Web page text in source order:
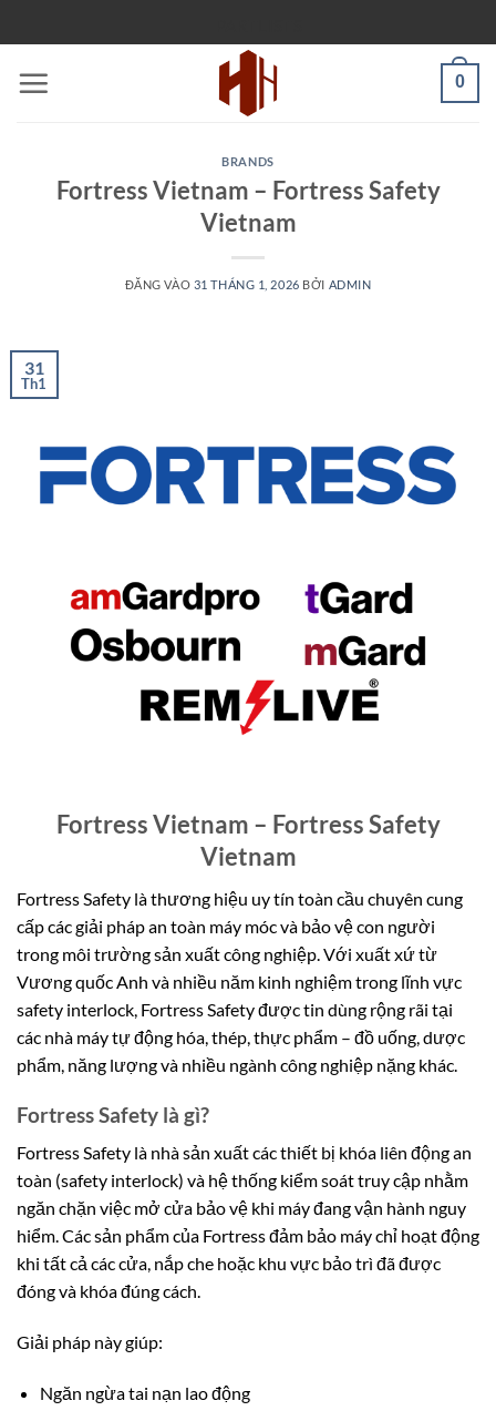
qua
nội
dung
0
BRANDS
Fortress Vietnam – Fortress Safety
Vietnam
ĐĂNG VÀO 31 THÁNG 1, 2026 BỞI ADMIN
31
Th1
Fortress Vietnam – Fortress Safety
Vietnam
Fortress Safety là thương hiệu uy tín toàn cầu chuyên cung
cấp các giải pháp an toàn máy móc và bảo vệ con người
trong môi trường sản xuất công nghiệp. Với xuất xứ từ
Vương quốc Anh và nhiều năm kinh nghiệm trong lĩnh vực
safety interlock, Fortress Safety được tin dùng rộng rãi tại
các nhà máy tự động hóa, thép, thực phẩm – đồ uống, dược
phẩm, năng lượng và nhiều ngành công nghiệp nặng khác.
Fortress Safety là gì?
Fortress Safety là nhà sản xuất các thiết bị khóa liên động an
toàn (safety interlock) và hệ thống kiểm soát truy cập nhằm
ngăn chặn việc mở cửa bảo vệ khi máy đang vận hành nguy
hiểm. Các sản phẩm của Fortress đảm bảo máy chỉ hoạt động
khi tất cả các cửa, nắp che hoặc khu vực bảo trì đã được
đóng và khóa đúng cách.
Giải pháp này giúp:
Ngăn ngừa tai nạn lao động